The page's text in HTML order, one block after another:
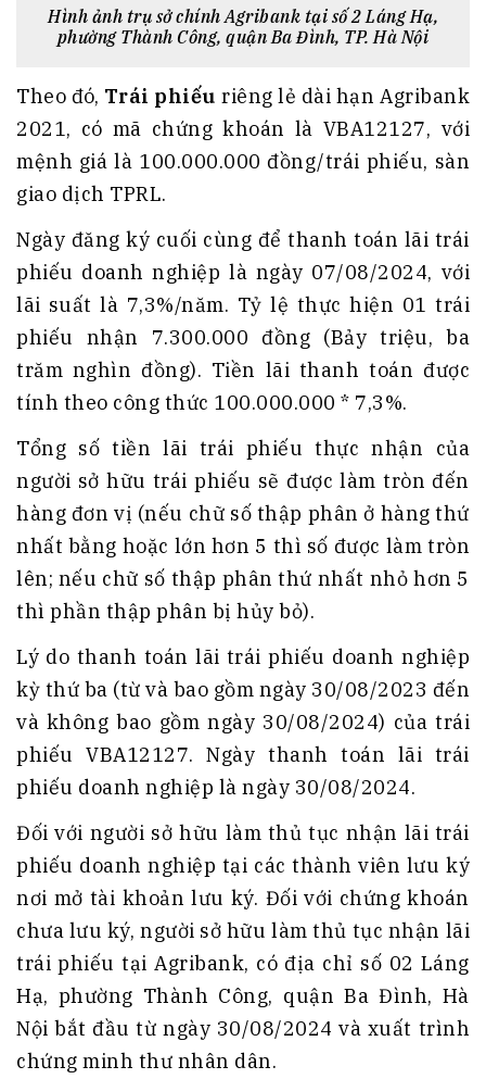
Hình ảnh trụ sở chính Agribank tại số 2 Láng Hạ,
phường Thành Công, quận Ba Đình, TP. Hà Nội
Theo đó, Trái phiếu riêng lẻ dài hạn Agribank
2021, có mã chứng khoán là VBA12127, với
mệnh giá là 100.000.000 đồng/trái phiếu, sàn
giao dịch TPRL.
Ngày đăng ký cuối cùng để thanh toán lãi trái
phiếu doanh nghiệp là ngày 07/08/2024, với
lãi suất là 7,3%/năm. Tỷ lệ thực hiện 01 trái
phiếu nhận 7.300.000 đồng (Bảy triệu, ba
trăm nghìn đồng). Tiền lãi thanh toán được
tính theo công thức 100.000.000 * 7,3%.
Tổng số tiền lãi trái phiếu thực nhận của
người sở hữu trái phiếu sẽ được làm tròn đến
hàng đơn vị (nếu chữ số thập phân ở hàng thứ
nhất bằng hoặc lớn hơn 5 thì số được làm tròn
lên; nếu chữ số thập phân thứ nhất nhỏ hơn 5
thì phần thập phân bị hủy bỏ).
Lý do thanh toán lãi trái phiếu doanh nghiệp
kỳ thứ ba (từ và bao gồm ngày 30/08/2023 đến
và không bao gồm ngày 30/08/2024) của trái
phiếu VBA12127. Ngày thanh toán lãi trái
phiếu doanh nghiệp là ngày 30/08/2024.
Đối với người sở hữu làm thủ tục nhận lãi trái
phiếu doanh nghiệp tại các thành viên lưu ký
nơi mở tài khoản lưu ký. Đối với chứng khoán
chưa lưu ký, người sở hữu làm thủ tục nhận lãi
trái phiếu tại Agribank, có địa chỉ số 02 Láng
Hạ, phường Thành Công, quận Ba Đình, Hà
Nội bắt đầu từ ngày 30/08/2024 và xuất trình
chứng minh thư nhân dân.